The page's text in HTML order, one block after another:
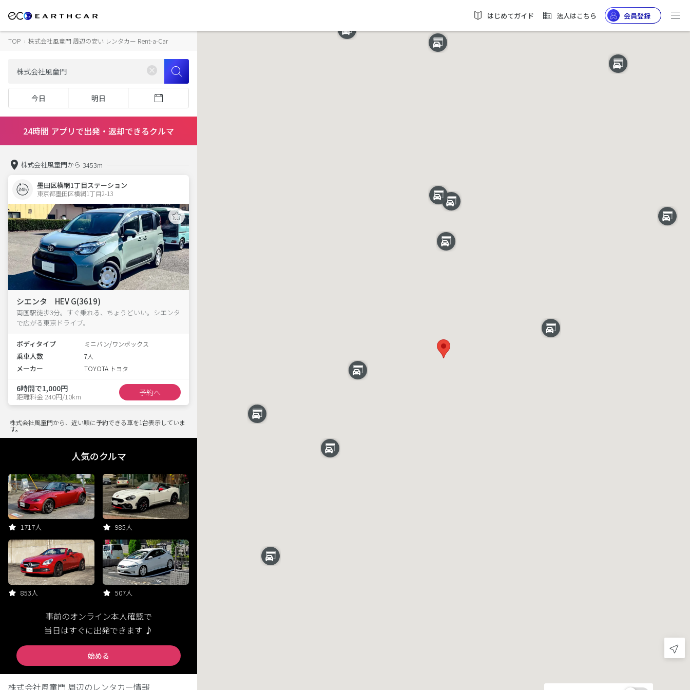
はじめてガイド 法人はこちら 会員登録
TOP › 株式会社風童門 周辺の安い レンタカー Rent-a-Car
今日 明日
24時間 アプリで出発・返却できるクルマ
株式会社風童門から 3453m
墨田区横網1丁目ステーション
東京都墨田区横網1丁目2-13
シエンタ HEV G(3619)
両国駅徒歩3分。すぐ乗れる、ちょうどいい。シエンタ
で広がる東京ドライブ。
ボディタイプ ミニバン/ワンボックス
乗車人数 7人
メーカー TOYOTA トヨタ
6時間で1,000円
距離料金 240円/10km 予約へ
株式会社風童門から、近い順に予約できる車を1台表示していま
す。
人気のクルマ
1717人 985人
853人 507人
事前のオンライン本人確認で
当日はすぐに出発できます ♪
始める
株式会社風童門 周辺のレンタカー情報